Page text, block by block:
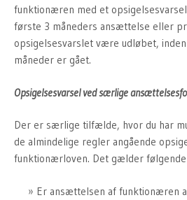
funktionæren med et
første 3 måneders ansættelse eller
opsigelsesvarslet være udløbet,
måneder er gået.
Opsigelsesvarsel ved særlige
Der er særlige tilfælde, hvor du har
de almindelige regler angående
funktionærloven. Det gælder følgende
Er ansættelsen af funktionæren